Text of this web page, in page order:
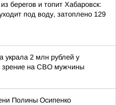
берегов и топит Хабаровск:
под воду, затоплено 129
украла 2 млн рублей у
зрение на СВО мужчины
Полины Осипенко